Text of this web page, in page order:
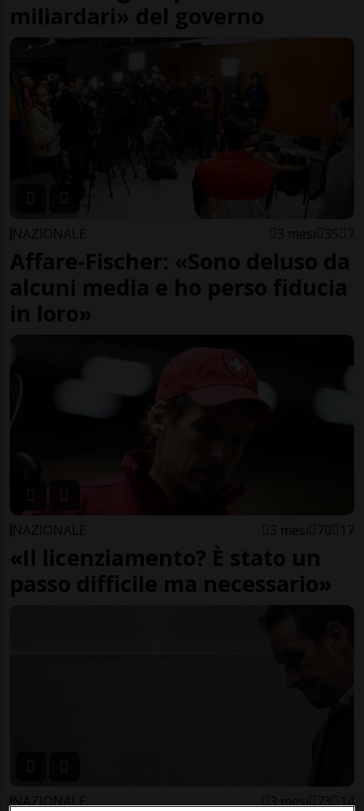
miliardari» del governo
NAZIONALE 3 mesi 35 7
Affare-Fischer: «Sono deluso da
alcuni media e ho perso fiducia
in loro»
NAZIONALE 3 mesi 70 17
«Il licenziamento? È stato un
passo difficile ma necessario»
NAZIONALE 3 mesi 73 14